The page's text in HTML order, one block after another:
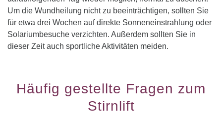
Um die Wundheilung nicht zu beeinträchtigen, sollten Sie
für etwa drei Wochen auf direkte Sonneneinstrahlung oder
Solariumbesuche verzichten. Außerdem sollten Sie in
dieser Zeit auch sportliche Aktivitäten meiden.
Häufig gestellte Fragen zum
Stirnlift